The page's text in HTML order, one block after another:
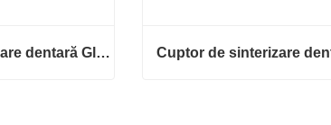
Cuptor de sinterizare dentară Glorious F5 Pro